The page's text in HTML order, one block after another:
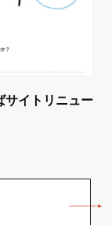
イトリニュー